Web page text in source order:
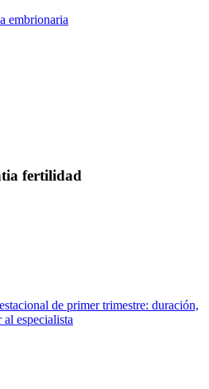
embrionaria
fertilidad
de primer trimestre: duración,
especialista